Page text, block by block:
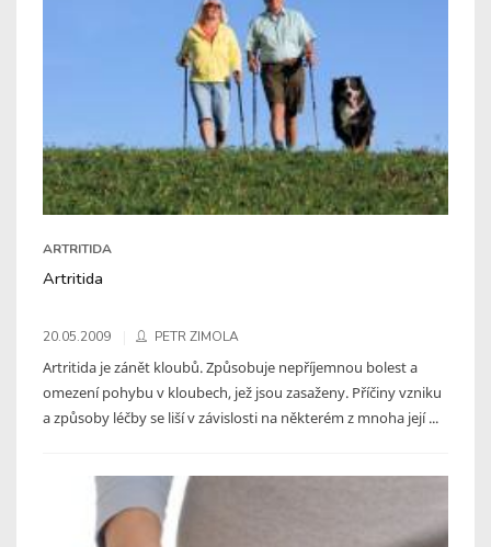
ARTRITIDA
Artritida
20.05.2009 PETR ZIMOLA
Artritida je zánět kloubů. Způsobuje nepříjemnou bolest a
omezení pohybu v kloubech, jež jsou zasaženy. Příčiny vzniku
a způsoby léčby se liší v závislosti na některém z mnoha její ...